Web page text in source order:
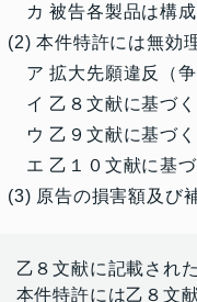
カ 被告各製品は構成
(2) 本件特許には無効
ア 拡大先願違反（争
イ 乙８文献に基づく
ウ 乙９文献に基づく
エ 乙１０文献に基づ
(3) 原告の損害額及び
乙８文献に記載され
本件特許には乙８文